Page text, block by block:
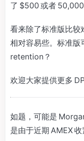
了 $500 或者
看来除了标准版比
相对容易些。标准
retention？
欢迎大家提供更多 DP
如题，可能是
是由于近期 AMEX